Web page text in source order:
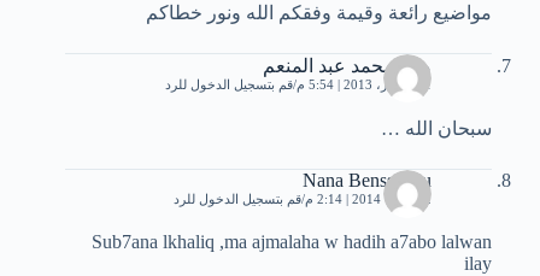
مواضيع رائعة وقيمة وفقكم الله ونور خطاكم
منى محمد عبد المنعم
1 ديسمبر، 2013 | 5:54 م قم بتسجيل الدخول للرد
سبحان الله …
Nana Benssadou
2 فبراير، 2014 | 2:14 م قم بتسجيل الدخول للرد
Sub7ana lkhaliq ,ma ajmalaha w hadih a7abo lalwan
ilay